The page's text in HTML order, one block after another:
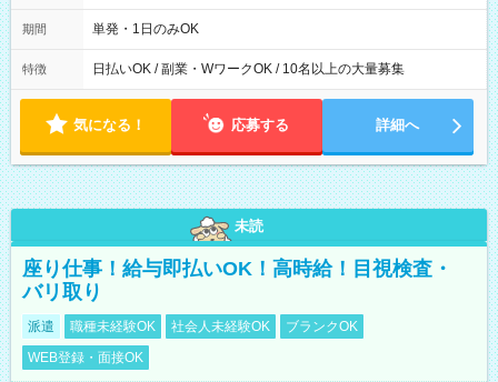
～22：00
期間 単発・1日のみOK
特徴 日払いOK / 副業・WワークOK / 10名以上の大量募集
気になる！ 応募する 詳細へ
未読
座り仕事！給与即払いOK！高時給！目視検査・
バリ取り
派遣 職種未経験OK 社会人未経験OK
ブランクOK
WEB登録・面接OK